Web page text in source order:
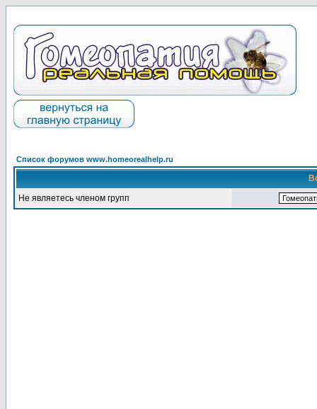
Список форумов www.homeorealhelp.ru
Не являетесь членом групп